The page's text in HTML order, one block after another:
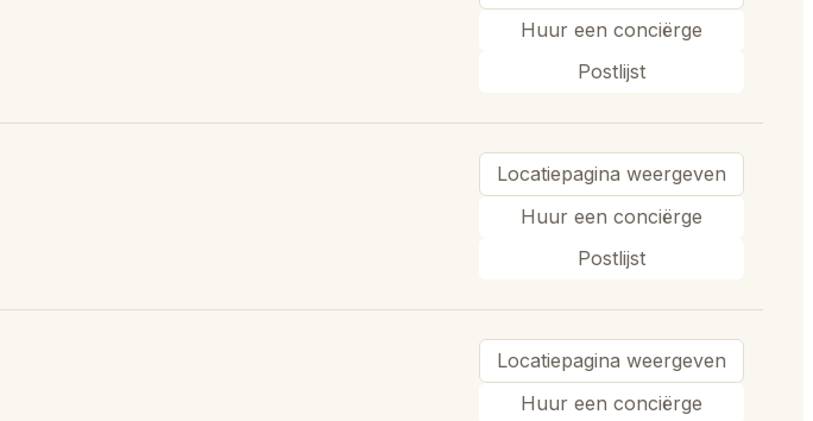
Huur een conciërge
Postlijst
Locatiepagina weergeven
Huur een conciërge
Postlijst
Locatiepagina weergeven
Huur een conciërge